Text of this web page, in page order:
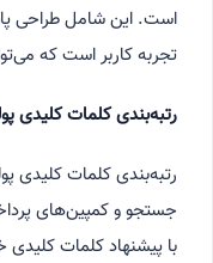
است. این شامل طراحی
تجربه کاربر است که
رتبه‌بندی کلمات کلیدی
رتبه‌بندی کلمات کلیدی
با پیشنهاد کلمات